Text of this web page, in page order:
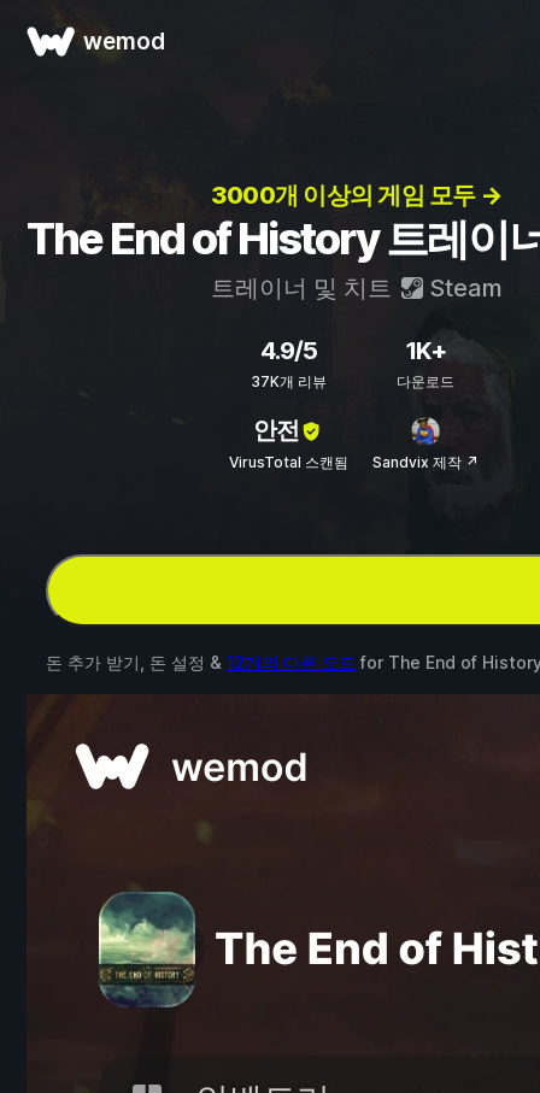
wemod
3000개 이상의 게임 모두 →
The End of History 트레이
트레이너 및 치트 Steam
4.9/5
37K개 리뷰
1K+
다운로드
안전
VirusTotal 스캔됨 Sandvix 제작 ↗
돈 추가 받기, 돈 설정 & 12개의 다른 모드 for The End of